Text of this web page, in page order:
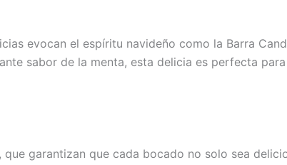
evocan el espíritu navideño como la Barra
sabor de la menta, esta delicia es perfecta
garantizan que cada bocado no solo sea